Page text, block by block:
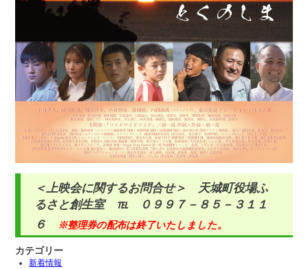
＜上映会に関するお問合せ＞ 天城町役場ふ
るさと創生室 ℡ ０９９７－８５－３１１
６
※整理券の配布は終了いたしました。
カテゴリー
新着情報